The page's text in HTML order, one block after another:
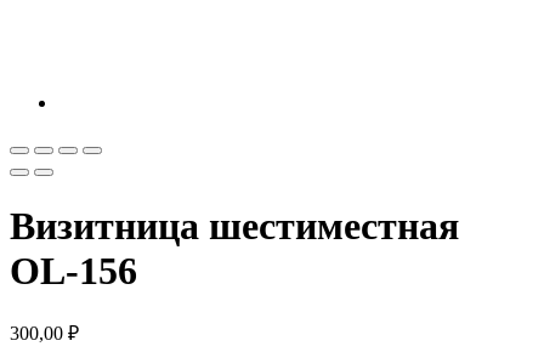
Визитница шестиместная
OL-156
300,00 ₽